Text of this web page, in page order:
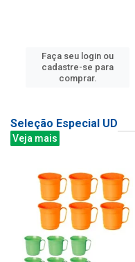
Faça seu login ou
cadastre-se para
comprar.
Seleção Especial UD
Veja mais